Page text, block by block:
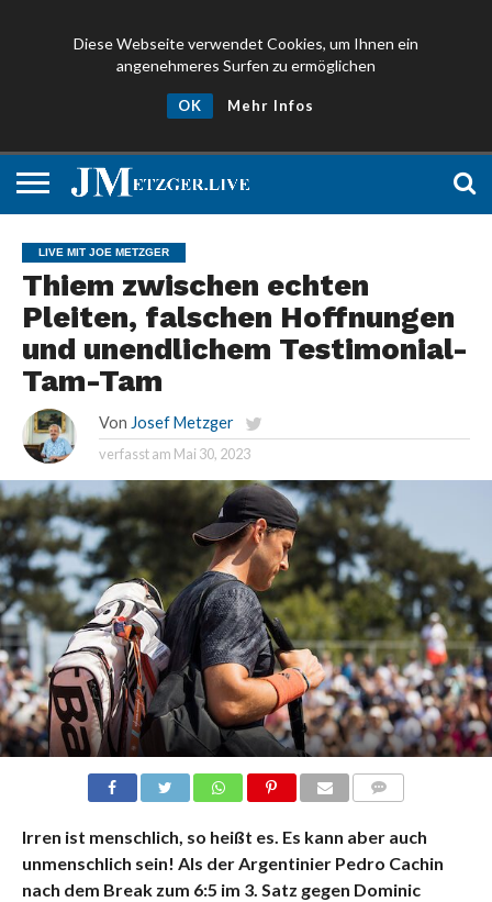
Diese Webseite verwendet Cookies, um Ihnen ein
angenehmeres Surfen zu ermöglichen
OK Mehr Infos
LIVE MIT JOE METZGER
Thiem zwischen echten
Pleiten, falschen Hoffnungen
und unendlichem Testimonial-
Tam-Tam
Von Josef Metzger
verfasst am Mai 30, 2023
Irren ist menschlich, so heißt es. Es kann aber auch
unmenschlich sein! Als der Argentinier Pedro Cachin
nach dem Break zum 6:5 im 3. Satz gegen Dominic